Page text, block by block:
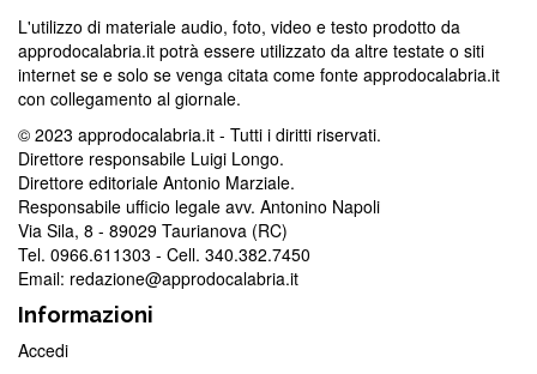
L'utilizzo di materiale audio, foto, video e testo prodotto da
approdocalabria.it potrà essere utilizzato da altre testate o siti
internet se e solo se venga citata come fonte approdocalabria.it
con collegamento al giornale.
© 2023 approdocalabria.it - Tutti i diritti riservati.
Direttore responsabile Luigi Longo.
Direttore editoriale Antonio Marziale.
Responsabile ufficio legale avv. Antonino Napoli
Via Sila, 8 - 89029 Taurianova (RC)
Tel. 0966.611303 - Cell. 340.382.7450
Email: redazione@approdocalabria.it
Informazioni
Accedi